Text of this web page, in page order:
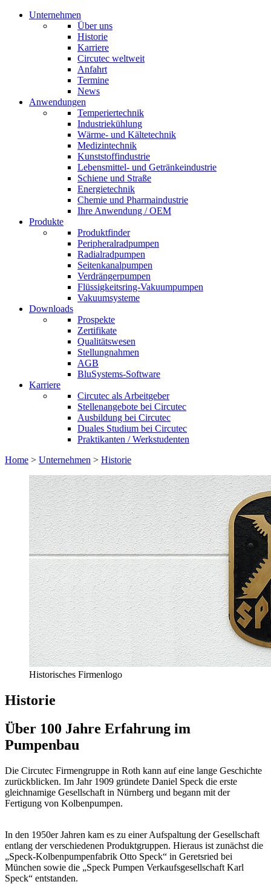
Unternehmen
Über uns
Historie
Karriere
Circutec weltweit
Anfahrt
Termine
News
Anwendungen
Temperiertechnik
Industriekühlung
Wärme- und Kältetechnik
Medizintechnik
Kunststoffindustrie
Lebensmittel- und Getränkeindustrie
Schiene und Straße
Energietechnik
Chemie und Pharmaindustrie
Ihre Anwendung / OEM
Produkte
Produktfinder
Peripheralradpumpen
Radialradpumpen
Seitenkanalpumpen
Verdrängerpumpen
Flüssigkeitsring-Vakuumpumpen
Vakuumsysteme
Downloads
Prospekte
Zertifikate
Qualitätswesen
Stellungnahmen
AGB
BluSystems-Software
Karriere
Circutec als Arbeitgeber
Stellenangebote bei Circutec
Ausbildung bei Circutec
Duales Studium bei Circutec
Praktikanten / Werkstudenten
Home > Unternehmen > Historie
Historisches Firmenlogo
Historie
Über 100 Jahre Erfahrung im
Pumpenbau
Die Circutec Firmengruppe in Roth kann auf eine lange Geschichte
zurückblicken. Im Jahr 1909 gründete Daniel Speck die erste
gleichnamige Gesellschaft in Nürnberg und begann mit der
Fertigung von Kolbenpumpen.
In den 1950er Jahren kam es zu einer Aufspaltung der Gesellschaft
entlang der verschiedenen Produktgruppen. Hieraus ist zunächst die
„Speck-Kolbenpumpenfabrik Otto Speck“ in Geretsried bei
München sowie die „Speck Pumpen Verkaufsgesellschaft Karl
Speck“ entstanden.